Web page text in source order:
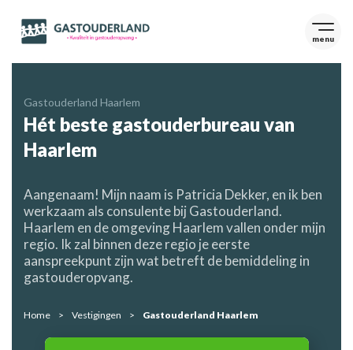
menu
Gastouderland Haarlem
Hét beste gastouderbureau van
Haarlem
Aangenaam! Mijn naam is Patricia Dekker, en ik ben
werkzaam als consulente bij Gastouderland.
Haarlem en de omgeving Haarlem vallen onder mijn
regio. Ik zal binnen deze regio je eerste
aanspreekpunt zijn wat betreft de bemiddeling in
gastouderopvang.
Home Vestigingen Gastouderland Haarlem